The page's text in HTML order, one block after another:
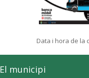
Data i hora de la
El municipi